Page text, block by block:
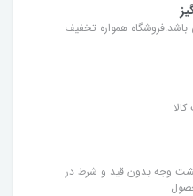
همواره تخفیف
وجه بدون قید و شرط در